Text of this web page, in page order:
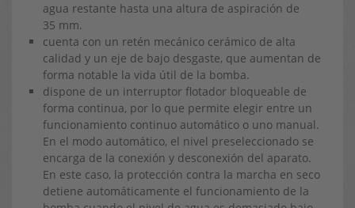
agua restante hasta una altura de aspiración de
35 mm.
cuenta con un retén mecánico cerámico de alta
calidad y un eje de bajo desgaste, que aumentan de
forma notable la vida útil de la bomba.
dispone de un interruptor flotador bloqueable de
forma continua, por lo que permite elegir entre un
funcionamiento continuo automático o uno manual.
En el modo automático, el nivel preseleccionado se
encarga de la conexión y desconexión del aparato.
En este caso, la protección contra la marcha en seco
detiene automáticamente el funcionamiento de la